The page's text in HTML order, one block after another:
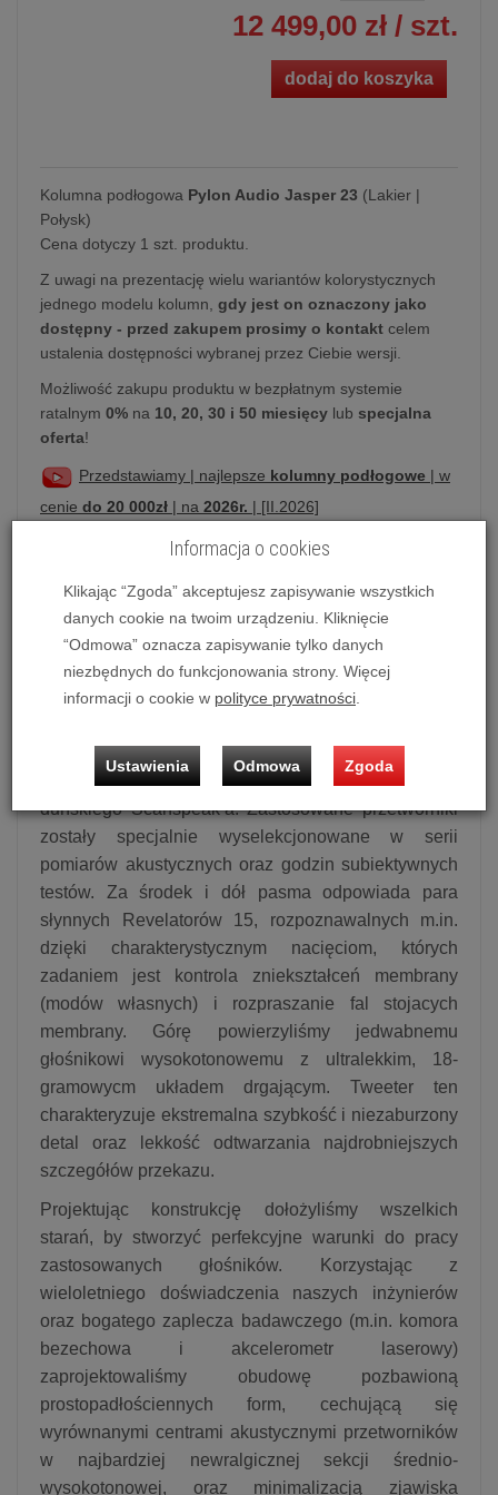
12 499,00 zł / szt.
dodaj do koszyka
Kolumna podłogowa Pylon Audio Jasper 23 (Lakier |
Połysk)
Cena dotyczy 1 szt. produktu.
Z uwagi na prezentację wielu wariantów kolorystycznych
jednego modelu kolumn, gdy jest on oznaczony jako
dostępny - przed zakupem prosimy o kontakt celem
ustalenia dostępności wybranej przez Ciebie wersji.
Możliwość zakupu produktu w bezpłatnym systemie
ratalnym 0% na 10, 20, 30 i 50 miesięcy lub specjalna
oferta!
Przedstawiamy | najlepsze kolumny podłogowe | w
cenie do 20 000zł | na 2026r. | [II.2026]
Kolumna podłogowaPylon Audio Jasper
23
to flagowe brzmienie serii Jasper w
smukłej, zachwycającej formie – perfekcyjnie
Podobnie jak w większych Jasperach odtwarzanie
powierzyliśmy sprawdzonym konstrukcjom
duńskiego Scanspeak’a. Zastosowane przetworniki
zostały specjalnie wyselekcjonowane w serii
pomiarów akustycznych oraz godzin subiektywnych
testów. Za środek i dół pasma odpowiada para
słynnych Revelatorów 15, rozpoznawalnych m.in.
dzięki charakterystycznym nacięciom, których
zadaniem jest kontrola zniekształceń membrany
(modów własnych) i rozpraszanie fal stojacych
membrany. Górę powierzyliśmy jedwabnemu
głośnikowi wysokotonowemu z ultralekkim, 18-
gramowycm układem drgającym. Tweeter ten
charakteryzuje ekstremalna szybkość i niezaburzony
detal oraz lekkość odtwarzania najdrobniejszych
szczegółów przekazu.
Projektując konstrukcję dołożyliśmy wszelkich
starań, by stworzyć perfekcyjne warunki do pracy
zastosowanych głośników. Korzystając z
wieloletniego doświadczenia naszych inżynierów
oraz bogatego zaplecza badawczego (m.in. komora
bezechowa i akcelerometr laserowy)
zaprojektowaliśmy obudowę pozbawioną
prostopadłościennych form, cechującą się
wyrównanymi centrami akustycznymi przetworników
w najbardziej newralgicznej sekcji średnio-
wysokotonowej, oraz minimalizacją zjawiska
Informacja o cookies
Klikając “Zgoda” akceptujesz zapisywanie wszystkich
danych cookie na twoim urządzeniu. Kliknięcie
“Odmowa” oznacza zapisywanie tylko danych
niezbędnych do funkcjonowania strony. Więcej
informacji o cookie w polityce prywatności.
Ustawienia Odmowa Zgoda